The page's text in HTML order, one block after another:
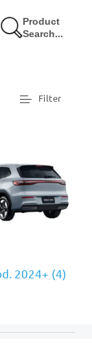
Product
Search...
Filter
2024+ (4)